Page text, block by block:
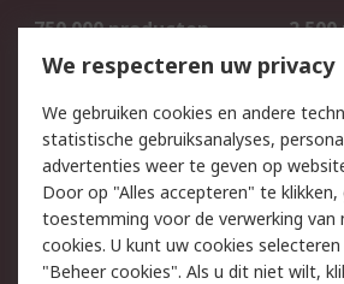
750.000 producten
Bestellen
Track & Trace
Wettelijk
Cookiebeleid
Privacybeleid
We respecteren uw privacy
We gebruiken cookies en andere
statistische gebruiksanalyses,
advertenties weer te geven op
Door op "Alles accepteren" te klikken,
toestemming voor de verwerking van
cookies. U kunt uw cookies
"Beheer cookies". Als u dit niet wilt,